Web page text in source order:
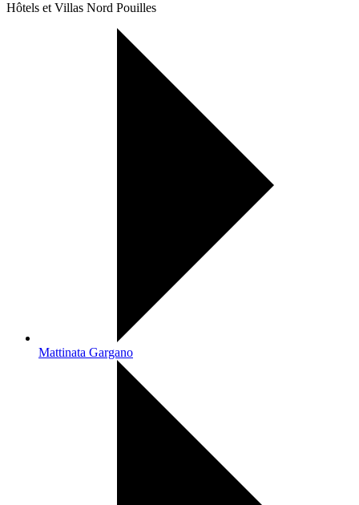
Hôtels et Villas Nord Pouilles
Mattinata Gargano